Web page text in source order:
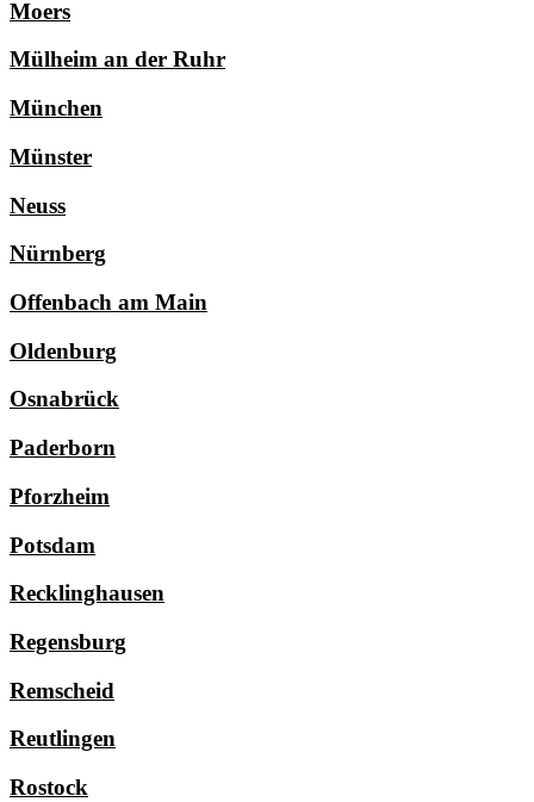
Moers
Mülheim an der Ruhr
München
Münster
Neuss
Nürnberg
Offenbach am Main
Oldenburg
Osnabrück
Paderborn
Pforzheim
Potsdam
Recklinghausen
Regensburg
Remscheid
Reutlingen
Rostock